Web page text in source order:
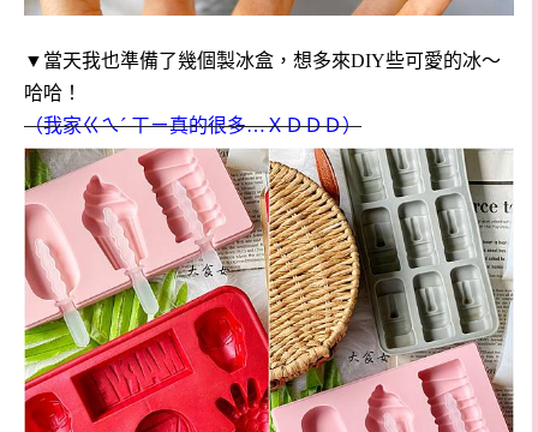
▼當天我也準備了幾個製冰盒，想多來DIY些可愛的冰～
哈哈！
（我家ㄍㄟˊ ㄒㄧ真的很多…ＸＤＤＤ）